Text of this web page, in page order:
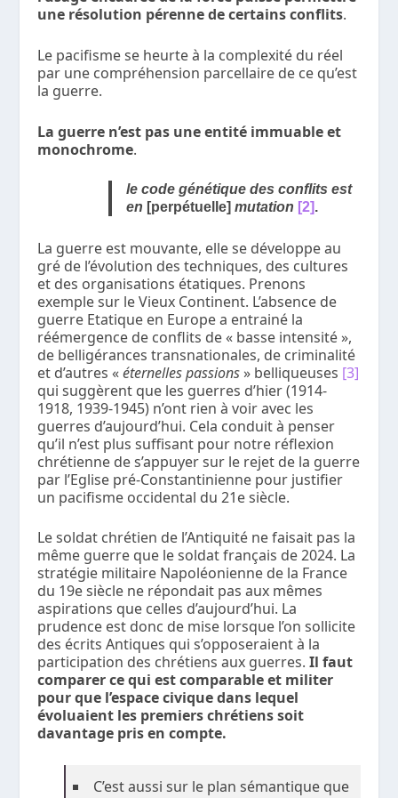
une résolution pérenne de certains conflits.
Le pacifisme se heurte à la complexité du réel
par une compréhension parcellaire de ce qu’est
la guerre.
La guerre n’est pas une entité immuable et
monochrome.
le code génétique des conflits est
en [perpétuelle] mutation [2].
La guerre est mouvante, elle se développe au
gré de l’évolution des techniques, des cultures
et des organisations étatiques. Prenons
exemple sur le Vieux Continent. L’absence de
guerre Etatique en Europe a entrainé la
réémergence de conflits de « basse intensité »,
de belligérances transnationales, de criminalité
et d’autres «éternelles passions » belliqueuses [3]
qui suggèrent que les guerres d’hier (1914-
1918, 1939-1945) n’ont rien à voir avec les
guerres d’aujourd’hui. Cela conduit à penser
qu’il n’est plus suffisant pour notre réflexion
chrétienne de s’appuyer sur le rejet de la guerre
par l’Eglise pré-Constantinienne pour justifier
un pacifisme occidental du 21esiècle.
Le soldat chrétien de l’Antiquité ne faisait pas la
même guerre que le soldat français de 2024. La
stratégie militaire Napoléonienne de la France
du 19esiècle ne répondait pas aux mêmes
aspirations que celles d’aujourd’hui. La
prudence est donc de mise lorsque l’on sollicite
des écrits Antiques qui s’opposeraient à la
participation des chrétiens aux guerres.Il faut
comparer ce qui est comparable et militer
pour que l’espace civique dans lequel
évoluaient les premiers chrétiens soit
davantage pris en compte.
C’est aussi sur le plan sémantique que